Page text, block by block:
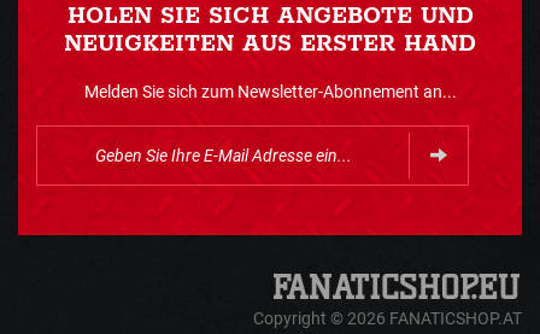
HOLEN SIE SICH ANGEBOTE UND
NEUIGKEITEN AUS ERSTER HAND
Melden Sie sich zum Newsletter-Abonnement an...
Copyright © 2026 FANATICSHOP.AT